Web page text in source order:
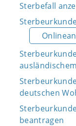
Sterbefall
deutschen
beantragen